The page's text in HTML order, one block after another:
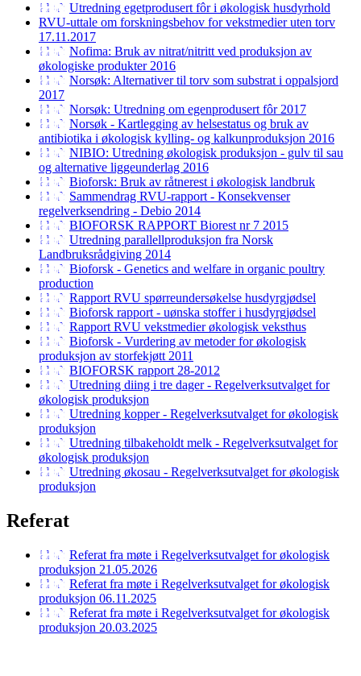
Utredning egetprodusert fôr i økologisk husdyrhold
RVU-uttale om forskningsbehov for vekstmedier uten torv
17.11.2017
Nofima: Bruk av nitrat/nitritt ved produksjon av
økologiske produkter 2016
Norsøk: Alternativer til torv som substrat i oppalsjord
2017
Norsøk: Utredning om egenprodusert fôr 2017
Norsøk - Kartlegging av helsestatus og bruk av
antibiotika i økologisk kylling- og kalkunproduksjon 2016
NIBIO: Utredning økologisk produksjon - gulv til sau
og alternative liggeunderlag 2016
Bioforsk: Bruk av råtnerest i økologisk landbruk
Sammendrag RVU-rapport - Konsekvenser
regelverksendring - Debio 2014
BIOFORSK RAPPORT Biorest nr 7 2015
Utredning parallellproduksjon fra Norsk
Landbruksrådgiving 2014
Bioforsk - Genetics and welfare in organic poultry
production
Rapport RVU spørreundersøkelse husdyrgjødsel
Bioforsk rapport - uønska stoffer i husdyrgjødsel
Rapport RVU vekstmedier økologisk veksthus
Bioforsk - Vurdering av metoder for økologisk
produksjon av storfekjøtt 2011
BIOFORSK rapport 28-2012
Utredning diing i tre dager - Regelverksutvalget for
økologisk produksjon
Utredning kopper - Regelverksutvalget for økologisk
produksjon
Utredning tilbakeholdt melk - Regelverksutvalget for
økologisk produksjon
Utredning økosau - Regelverksutvalget for økologisk
produksjon
Referat
Referat fra møte i Regelverksutvalget for økologisk
produksjon 21.05.2026
Referat fra møte i Regelverksutvalget for økologisk
produksjon 06.11.2025
Referat fra møte i Regelverksutvalget for økologisk
produksjon 20.03.2025